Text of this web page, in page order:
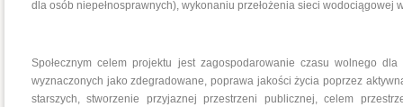
dla osób niepełnosprawnych), wykonaniu przełożenia sieci wodociągowej
Społecznym celem projektu jest zagospodarowanie czasu wolnego dla
wyznaczonych jako zdegradowane, poprawa jakości życia poprzez
starszych, stworzenie przyjaznej przestrzeni publicznej, celem